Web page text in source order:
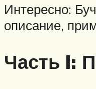
Интересно:
описание,
Часть I: